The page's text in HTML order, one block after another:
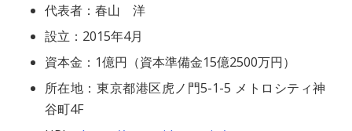
代表者：春山 洋
設立：2015年4月
資本金：1億円（資本準備金15億2500万円）
所在地：東京都港区虎ノ門5-1-5 メトロシティ神
谷町4F